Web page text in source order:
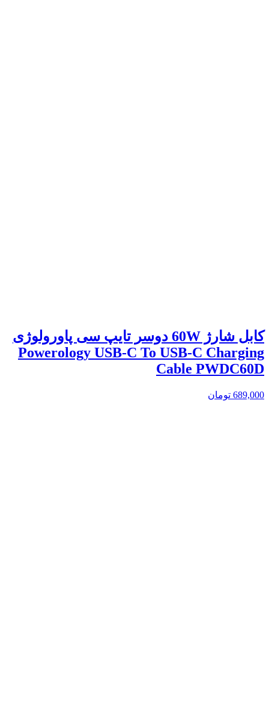
کابل شارژ 60W دوسر تایپ سی پاورولوژی
Powerology USB-C To USB-C Charging
Cable PWDC60D
689,000 تومان